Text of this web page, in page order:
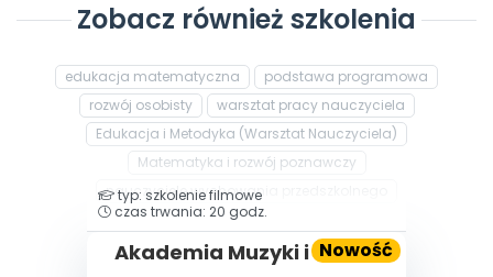
Zobacz również szkolenia
edukacja matematyczna
podstawa programowa
rozwój osobisty
warsztat pracy nauczyciela
Edukacja i Metodyka (Warsztat Nauczyciela)
Matematyka i rozwój poznawczy
nauczyciele wychowania przedszkolnego
Nowość
typ: szkolenie filmowe
czas trwania: 20 godz.
Akademia Muzyki i Ruchu